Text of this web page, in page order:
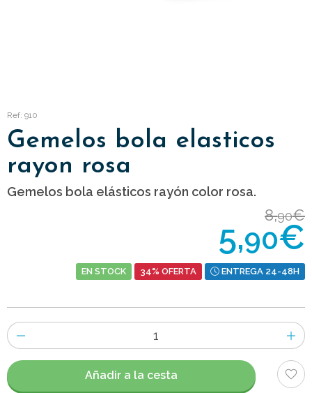
Ref: 910
Gemelos bola elasticos
rayon rosa
Gemelos bola elásticos rayón color rosa.
8,90€
5,90€
EN STOCK 34% OFERTA ENTREGA 24-48H
Número
de
artículos
Añadir a la cesta